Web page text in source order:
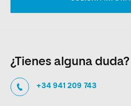
¿Tienes alguna duda?
+34 941 209 743